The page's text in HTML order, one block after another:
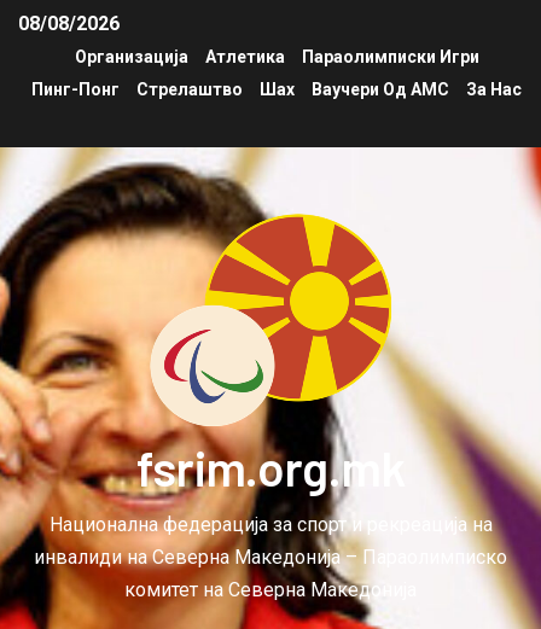
08/08/2026
Организација Атлетика
Параолимписки Игри
Пинг-Понг
Стрелаштво Шах Ваучери Од АМС За Нас
fsrim.org.mk
Национална федерација за спорт и рекреација на
инвалиди на Северна Македонија – Параолимписко
комитет на Северна Македонија